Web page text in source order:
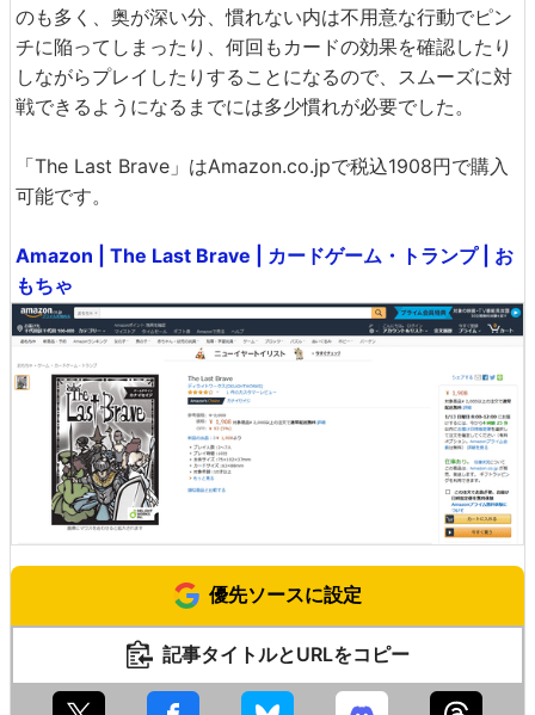
のも多く、奥が深い分、慣れない内は不用意な行動でピン
チに陥ってしまったり、何回もカードの効果を確認したり
しながらプレイしたりすることになるので、スムーズに対
戦できるようになるまでには多少慣れが必要でした。
「The Last Brave」はAmazon.co.jpで税込1908円で購入
可能です。
Amazon | The Last Brave | カードゲーム・トランプ | お
もちゃ
優先ソースに設定
記事タイトルとURLをコピー